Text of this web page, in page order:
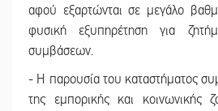
αφού εξαρτώνται σε μεγάλο
φυσική εξυπηρέτηση για
συμβάσεων.
- Η παρουσία του καταστήματος
της εμπορικής και κοινωνικής